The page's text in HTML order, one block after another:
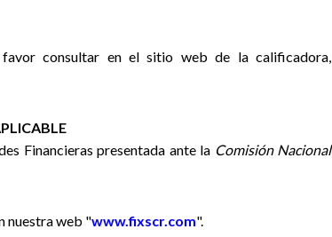
consultar en el sitio web de la calificadora,
Financieras presentada ante la Comisión Nacional
nuestra web "www.fixscr.com".